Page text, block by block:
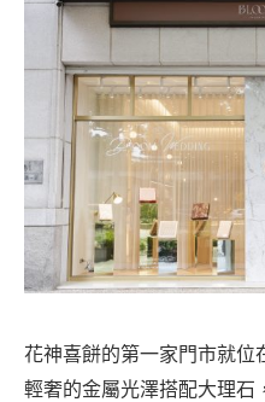
花神喜餅的第一家門市就位
輕奢的金屬光澤搭配大理石